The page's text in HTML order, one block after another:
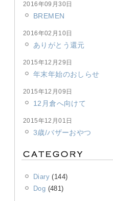
2016年09月30日
BREMEN
2016年02月10日
ありがとう還元
2015年12月29日
年末年始のおしらせ
2015年12月09日
12月倉へ向けて
2015年12月01日
3歳/バザーおやつ
Diary(144)
Dog (481)